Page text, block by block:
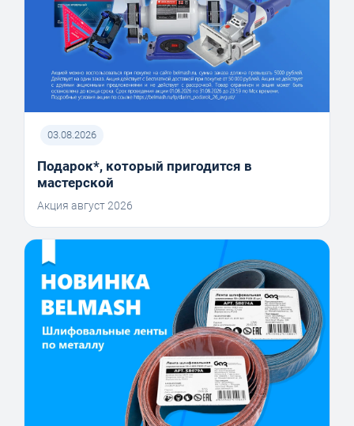
03.08.2026
Подарок*, который пригодится в
мастерской
Акция август 2026